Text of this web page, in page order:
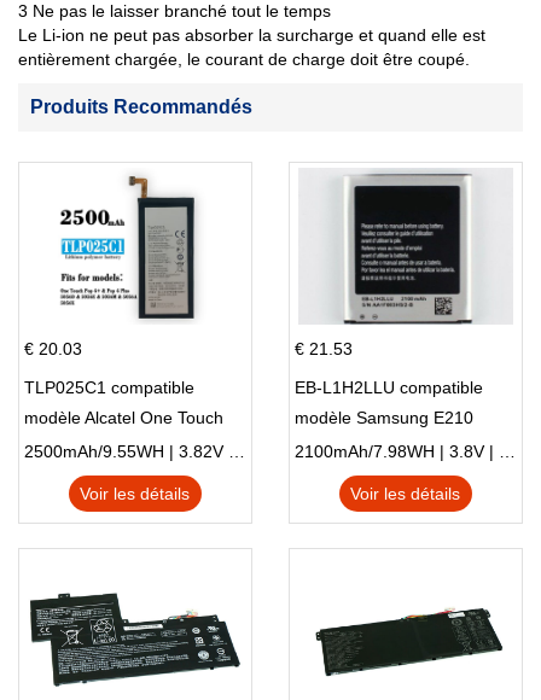
3 Ne pas le laisser branché tout le temps
Le Li-ion ne peut pas absorber la surcharge et quand elle est
entièrement chargée, le courant de charge doit être coupé.
Produits Recommandés
€ 20.03
TLP025C1 compatible
modèle Alcatel One Touch
Pop 4 Plus OT-5056D
2500mAh/9.55WH | 3.82V | Li-ion ...
Voir les détails
€ 21.53
EB-L1H2LLU compatible
modèle Samsung E210
E210K i939
2100mAh/7.98WH | 3.8V | Li-ion ...
Voir les détails